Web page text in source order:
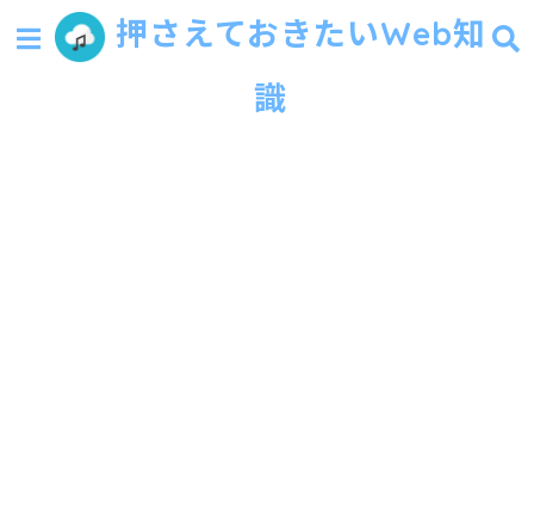
押さえておきたいWeb知
識